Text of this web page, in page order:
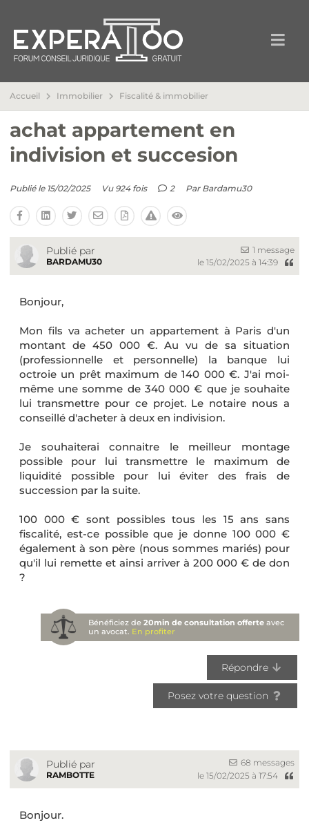
Accueil Immobilier Fiscalité & immobilier
achat appartement en
indivision et succesion
Publié le 15/02/2025 Vu 924 fois 2 Par Bardamu30
Publié par
BARDAMU30
1 message
le 15/02/2025 à 14:39
Bonjour,
Mon fils va acheter un appartement à Paris d'un
montant de 450 000 €. Au vu de sa situation
(professionnelle et personnelle) la banque lui
octroie un prêt maximum de 140 000 €. J'ai moi-
même une somme de 340 000 € que je souhaite
lui transmettre pour ce projet. Le notaire nous a
conseillé d'acheter à deux en indivision.
Je souhaiterai connaitre le meilleur montage
possible pour lui transmettre le maximum de
liquidité possible pour lui éviter des frais de
succession par la suite.
100 000 € sont possibles tous les 15 ans sans
fiscalité, est-ce possible que je donne 100 000 €
également à son père (nous sommes mariés) pour
qu'il lui remette et ainsi arriver à 200 000 € de don
?
Bénéficiez de20min de consultation offerte avec
un avocat. En profiter
Répondre
Posez votre question
Publié par
RAMBOTTE
68 messages
le 15/02/2025 à 17:54
Bonjour.